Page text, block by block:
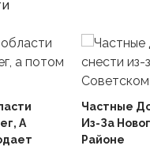
А
Частные
Из-За
Районе